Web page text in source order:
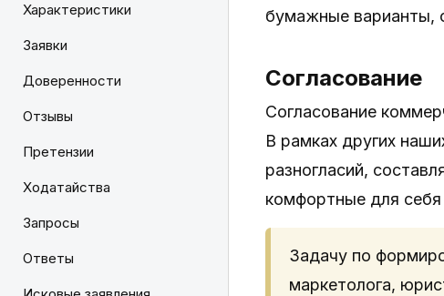
Характеристики
Заявки
Доверенности
Отзывы
Претензии
Ходатайства
Запросы
Ответы
бумажные варианты,
Согласование
Согласование
В рамках других
разногласий,
комфортные для себя
Задачу по
маркетолога,